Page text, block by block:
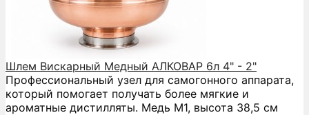
Шлем Вискарный Медный АЛКОВАР 6л 4" - 2"
Профессиональный узел для самогонного аппарата,
который помогает получать более мягкие и
ароматные дистилляты. Медь М1, высота 38,5 см